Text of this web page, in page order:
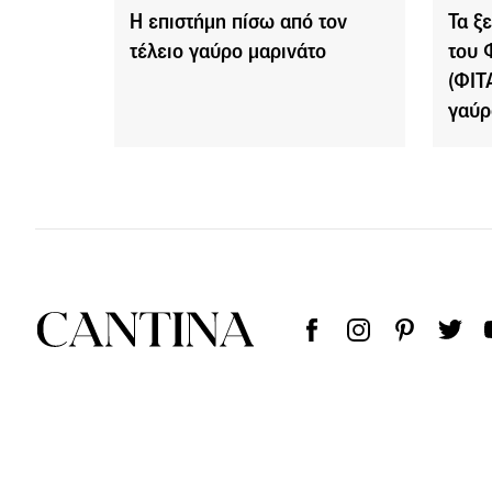
Η επιστήμη πίσω από τον
τέλειο γαύρο μαρινάτο
Τα
του